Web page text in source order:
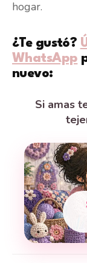
hogar.
¿Te gustó?
WhatsApp
nuevo:
Si amas